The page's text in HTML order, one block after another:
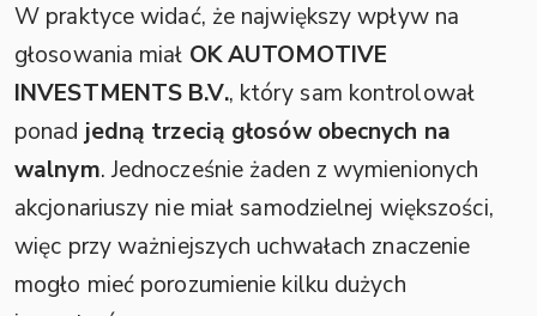
W praktyce widać, że największy wpływ na
głosowania miał OK AUTOMOTIVE
INVESTMENTS B.V., który sam kontrolował
ponad jedną trzecią głosów obecnych na
walnym. Jednocześnie żaden z wymienionych
akcjonariuszy nie miał samodzielnej większości,
więc przy ważniejszych uchwałach znaczenie
mogło mieć porozumienie kilku dużych